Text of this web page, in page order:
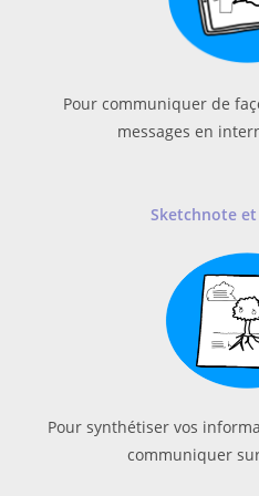
Pour communiquer de
messages en
Sketchnote
Pour synthétiser vos
communiquer